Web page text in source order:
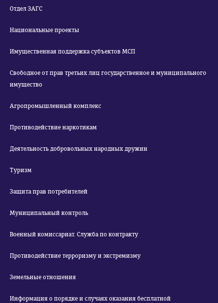
Отдел ЗАГС
Национальные проекты
Имущественная поддержка субъектов МСП
Свободное от прав третьих лиц государственное и муниципального
имущество
Агропромышленный комплекс
Противодействие наркотикам
Деятельность добровольных народных дружин
Туризм
Защита прав потребителей
Муниципальный контроль
Военный комиссариат. Служба по контракту
Противодействие терроризму и экстремизму
Земельные отношения
Информация о порядке и случаях оказания бесплатной